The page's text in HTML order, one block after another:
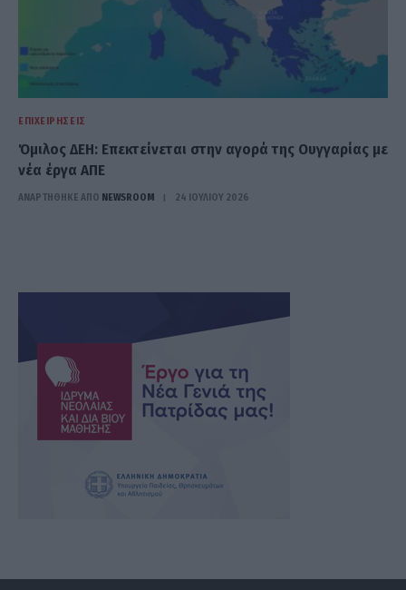
ΕΠΙΧΕΙΡΉΣΕΙΣ
Όμιλος ΔΕΗ: Επεκτείνεται στην αγορά της Ουγγαρίας με
νέα έργα ΑΠΕ
ΑΝΑΡΤΗΘΗΚΕ ΑΠΟ NEWSROOM 24 ΙΟΥΛΊΟΥ 2026